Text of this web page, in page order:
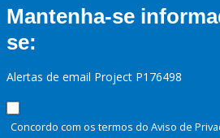
Mantenha-se
se:
Alertas de email Project P176498
Concordo com os termos do Aviso de